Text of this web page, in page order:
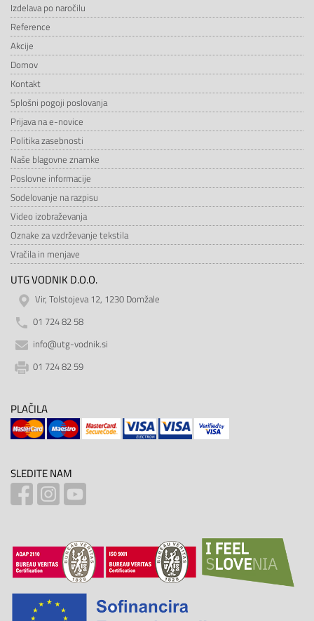
Izdelava po naročilu
Reference
Akcije
Domov
Kontakt
Splošni pogoji poslovanja
Prijava na e-novice
Politika zasebnosti
Naše blagovne znamke
Poslovne informacije
Sodelovanje na razpisu
Video izobraževanja
Oznake za vzdrževanje tekstila
Vračila in menjave
UTG VODNIK D.O.O.
Vir, Tolstojeva 12, 1230 Domžale
01 724 82 58
info@utg-vodnik.si
01 724 82 59
PLAČILA
SLEDITE NAM